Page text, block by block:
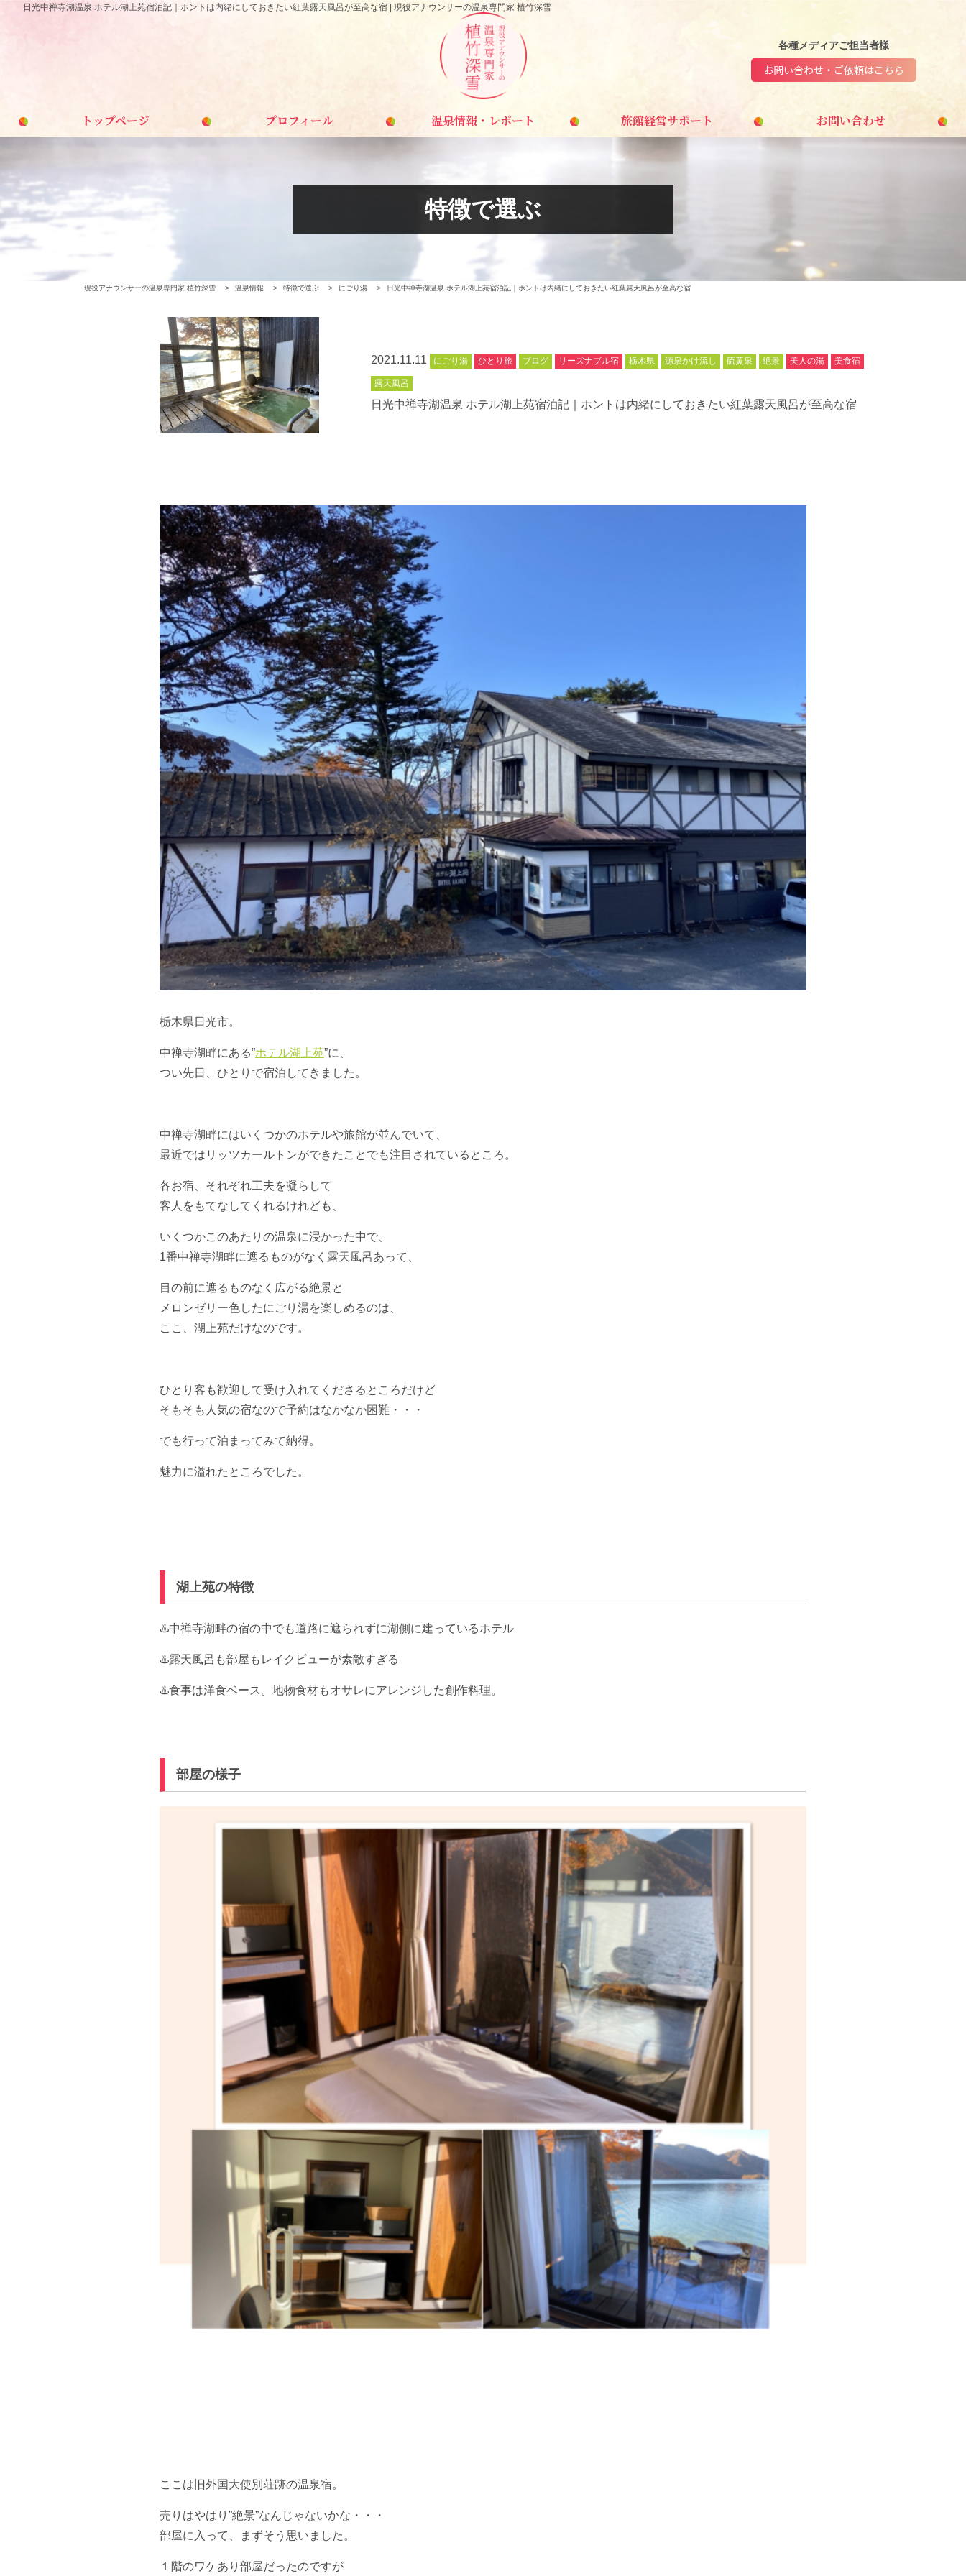
日光中禅寺湖温泉 ホテル湖上苑宿泊記｜ホントは内緒にしておきたい紅葉露天風呂が至高な宿 | 現役アナウンサーの温泉専門家 植竹深雪
各種メディアご担当者様
お問い合わせ・ご依頼はこちら
トップページ プロフィール 温泉情報・レポート 旅館経営サポート お問い合わせ
特徴で選ぶ
現役アナウンサーの温泉専門家 植竹深雪 > 温泉情報 > 特徴で選ぶ > にごり湯 > 日光中禅寺湖温泉 ホテル湖上苑宿泊記｜ホントは内緒にしておきたい紅葉露天風呂が至高な宿
2021.11.11 にごり湯 ひとり旅 ブログ リーズナブル宿 栃木県 源泉かけ流し 硫黄泉 絶景 美人の湯 美食宿
露天風呂
日光中禅寺湖温泉 ホテル湖上苑宿泊記｜ホントは内緒にしておきたい紅葉露天風呂が至高な宿
栃木県日光市。
中禅寺湖畔にある”ホテル湖上苑”に、
つい先日、ひとりで宿泊してきました。
中禅寺湖畔にはいくつかのホテルや旅館が並んでいて、
最近ではリッツカールトンができたことでも注目されているところ。
各お宿、それぞれ工夫を凝らして
客人をもてなしてくれるけれども、
いくつかこのあたりの温泉に浸かった中で、
1番中禅寺湖畔に遮るものがなく露天風呂あって、
目の前に遮るものなく広がる絶景と
メロンゼリー色したにごり湯を楽しめるのは、
ここ、湖上苑だけなのです。
ひとり客も歓迎して受け入れてくださるところだけど
そもそも人気の宿なので予約はなかなか困難・・・
でも行って泊まってみて納得。
魅力に溢れたところでした。
湖上苑の特徴
♨️中禅寺湖畔の宿の中でも道路に遮られずに湖側に建っているホテル
♨️露天風呂も部屋もレイクビューが素敵すぎる
♨️食事は洋食ベース。地物食材もオサレにアレンジした創作料理。
部屋の様子
ここは旧外国大使別荘跡の温泉宿。
売りはやはり”絶景”なんじゃないかな・・・
部屋に入って、まずそう思いました。
１階のワケあり部屋だったのですが